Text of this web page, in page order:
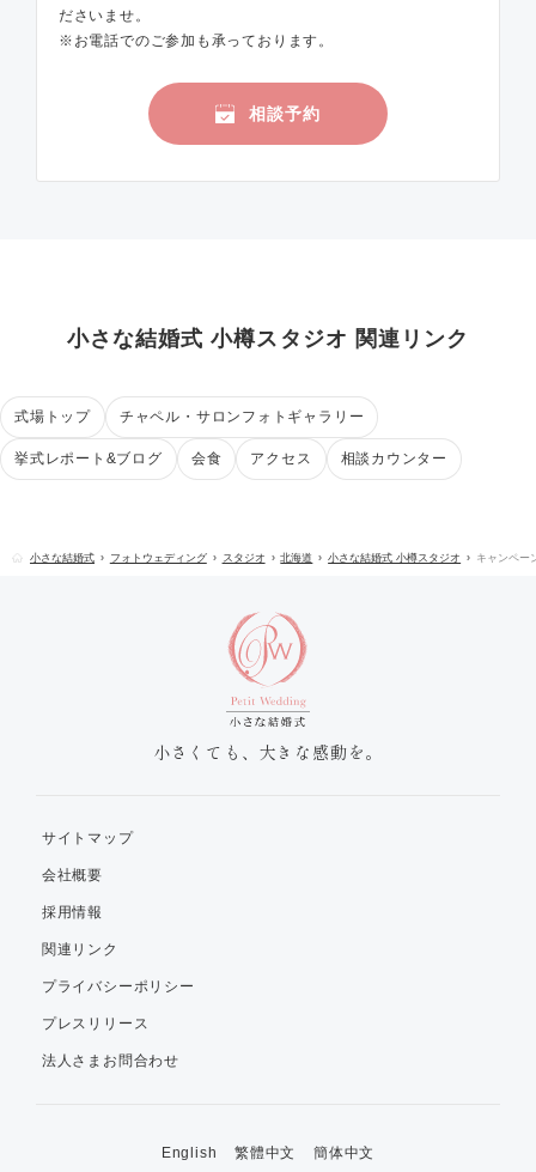
ださいませ。
※お電話でのご参加も承っております。
相談予約
小さな結婚式 小樽スタジオ 関連リンク
式場トップ チャペル・サロンフォトギャラリー
挙式レポート&ブログ 会食 アクセス 相談カウンター
小さな結婚式 フォトウェディング スタジオ 北海道 小さな結婚式 小樽スタジオ キャンペー
小さくても、大きな感動を。
サイトマップ
会社概要
採用情報
関連リンク
プライバシーポリシー
プレスリリース
法人さまお問合わせ
English 繁體中文 簡体中文